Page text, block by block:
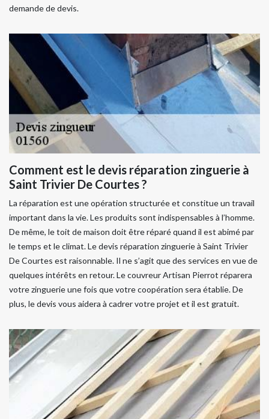
demande de devis.
Comment est le devis réparation zinguerie à
Saint Trivier De Courtes ?
La réparation est une opération structurée et constitue un travail
important dans la vie. Les produits sont indispensables à l’homme.
De même, le toit de maison doit être réparé quand il est abimé par
le temps et le climat. Le devis réparation zinguerie à Saint Trivier
De Courtes est raisonnable. Il ne s’agit que des services en vue de
quelques intérêts en retour. Le couvreur Artisan Pierrot réparera
votre zinguerie une fois que votre coopération sera établie. De
plus, le devis vous aidera à cadrer votre projet et il est gratuit.